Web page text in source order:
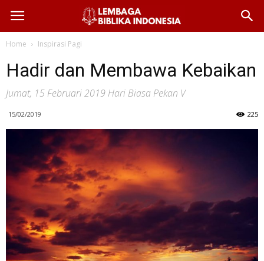
Home Inspirasi Pagi
Hadir dan Membawa Kebaikan
Jumat, 15 Februari 2019 Hari Biasa Pekan V
15/02/2019 225